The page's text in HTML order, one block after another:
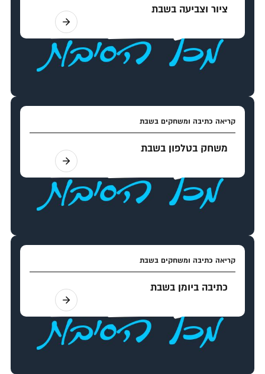
ציור וצביעה בשבת
קריאה כתיבה ומשחקים בשבת
משחק בטלפון בשבת
קריאה כתיבה ומשחקים בשבת
כתיבה ביומן בשבת